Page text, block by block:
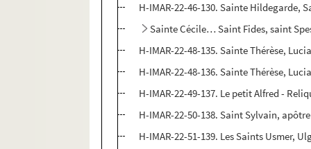
H-IMAR-22-46-130. Sainte Hildegarde,
Sainte Cécile… Saint Fides, saint
H-IMAR-22-48-135. Sainte Thérèse,
H-IMAR-22-48-136. Sainte Thérèse,
H-IMAR-22-49-137. Le petit Alfred -
H-IMAR-22-50-138. Saint Sylvain,
H-IMAR-22-51-139. Les Saints Usmer,